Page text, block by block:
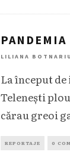
LILIANA
La început
Telenești
cărau greoi
REPORTAJE 0